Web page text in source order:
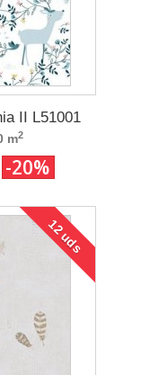
II L51001
m2
-20%
12 uds